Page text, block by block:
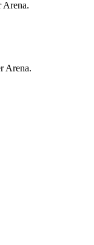
Arena.
Arena.